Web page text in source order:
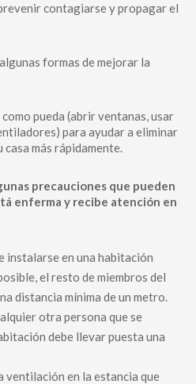
contagiarse y propagar el
formas de mejorar la
pueda (abrir ventanas, usar
para ayudar a eliminar
más rápidamente.
precauciones que pueden
enferma y recibe atención en
instalarse en una habitación
el resto de miembros del
distancia mínima de un metro.
otra persona que se
debe llevar puesta una
ventilación en la estancia que